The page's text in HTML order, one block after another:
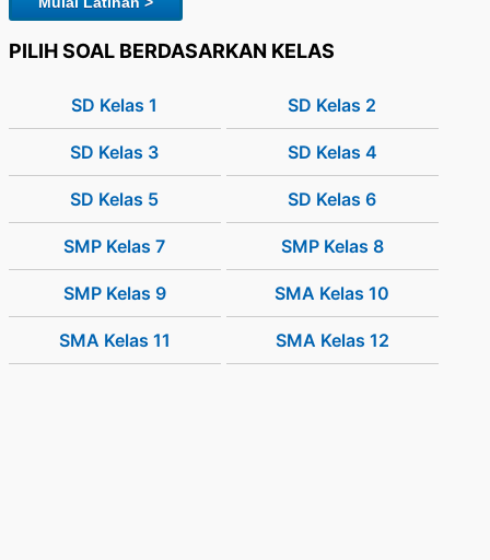
PILIH SOAL BERDASARKAN KELAS
SD Kelas 1 SD Kelas 2
SD Kelas 3 SD Kelas 4
SD Kelas 5 SD Kelas 6
SMP Kelas 7 SMP Kelas 8
SMP Kelas 9 SMA Kelas 10
SMA Kelas 11 SMA Kelas 12